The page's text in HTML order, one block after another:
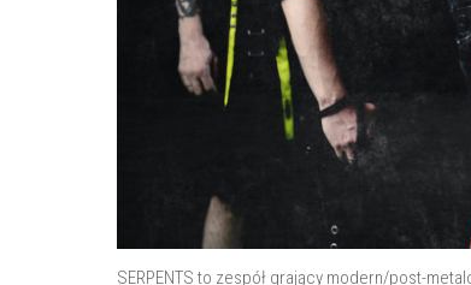
SERPENTS to zespół grający modern/post-